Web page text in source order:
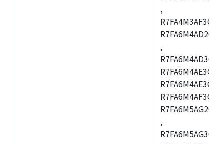
,
,
,